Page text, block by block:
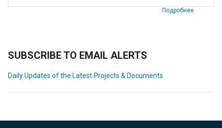
Подробнее
SUBSCRIBE TO EMAIL ALERTS
Daily Updates of the Latest Projects & Documents